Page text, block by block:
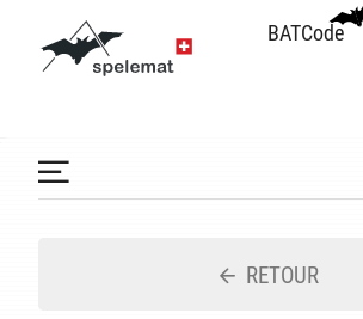
BATCode
BATCode
RETOUR